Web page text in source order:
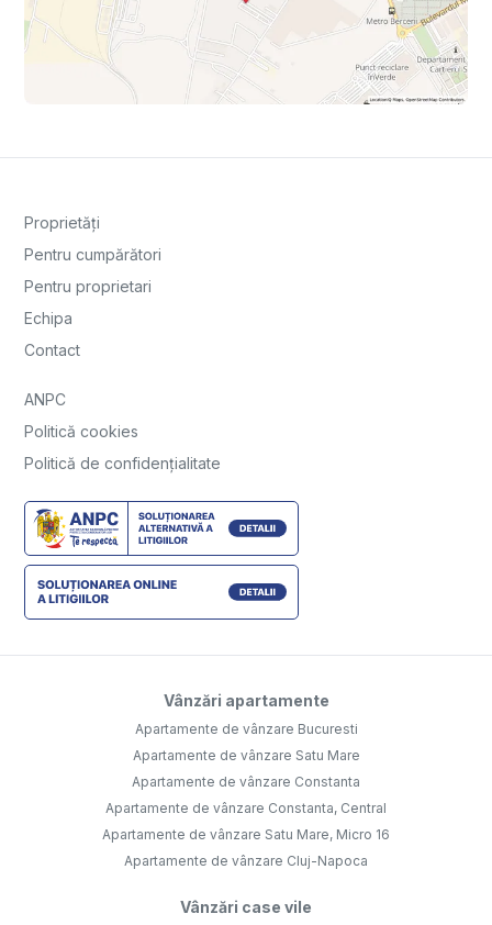
Proprietăți
Pentru cumpărători
Pentru proprietari
Echipa
Contact
ANPC
Politică cookies
Politică de confidențialitate
Vânzări apartamente
Apartamente de vânzare Bucuresti
Apartamente de vânzare Satu Mare
Apartamente de vânzare Constanta
Apartamente de vânzare Constanta, Central
Apartamente de vânzare Satu Mare, Micro 16
Apartamente de vânzare Cluj-Napoca
Vânzări case vile